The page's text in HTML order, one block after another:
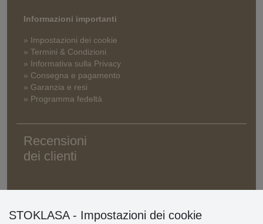
Informazioni importanti
» Impostazioni dei cookie
» Termini & Condizioni
» Informativa sulla Privacy
» Consegna e pagamento
» Garanzia e resi
» Programma fedeltà
Recensioni
dei clienti
STOKLASA - Impostazioni dei cookie